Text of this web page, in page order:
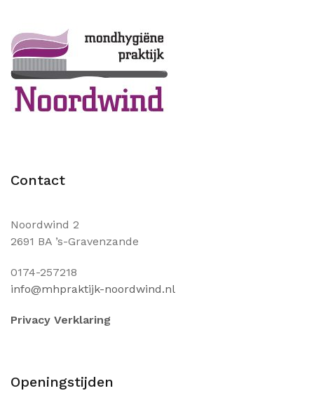
Contact
Noordwind 2
2691 BA ’s-Gravenzande
0174-257218
info@mhpraktijk-noordwind.nl
Privacy Verklaring
Openingstijden